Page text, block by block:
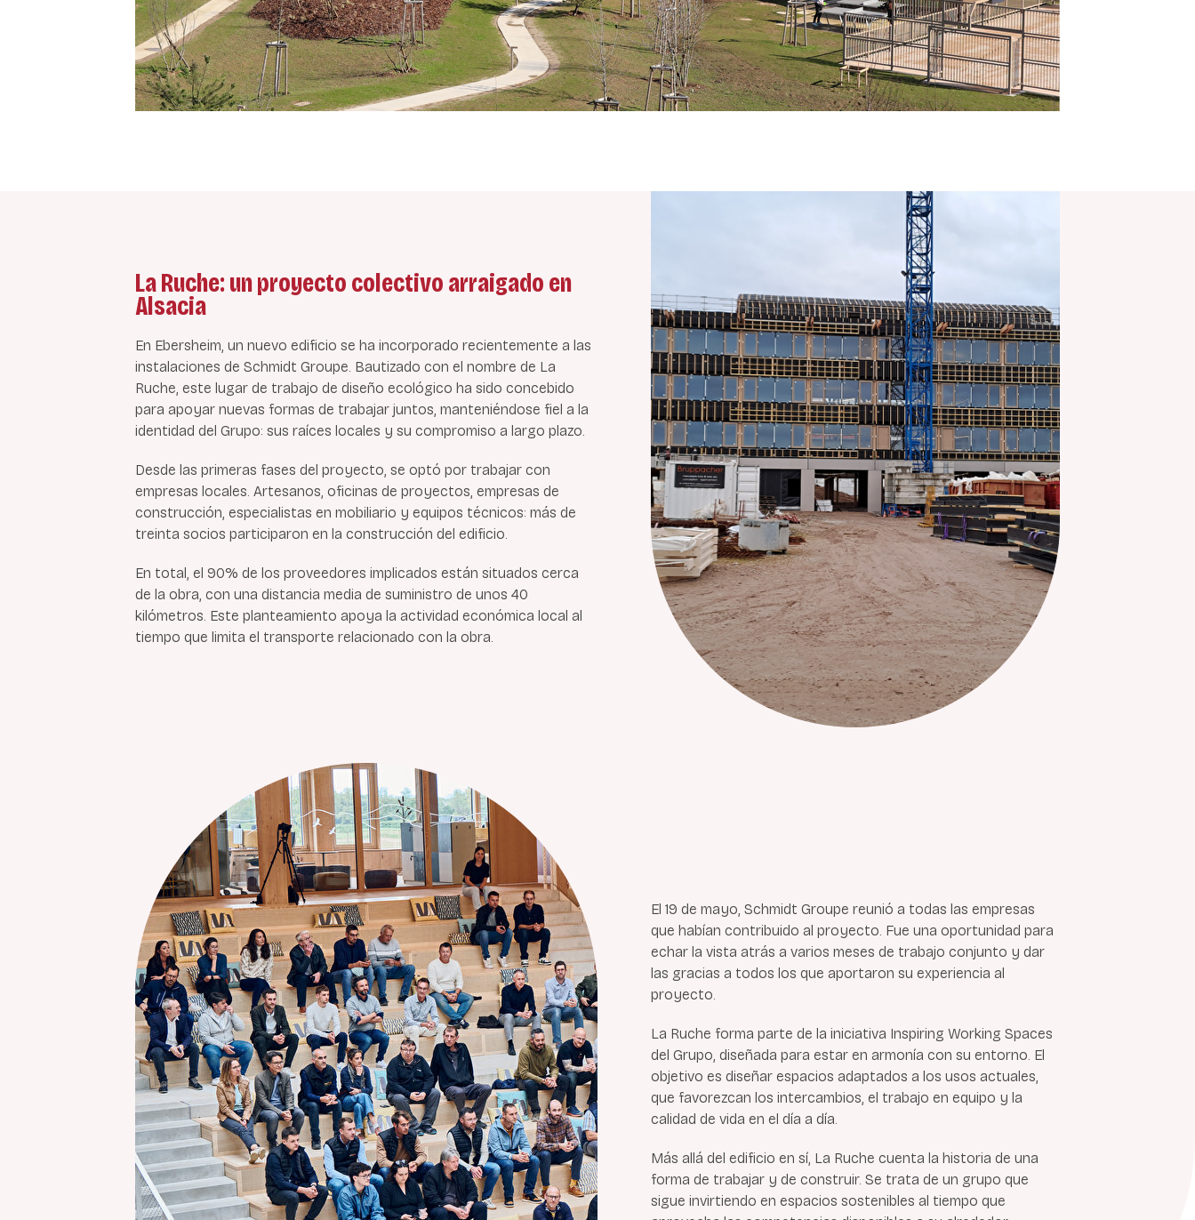
La Ruche: un proyecto colectivo arraigado en
Alsacia
En Ebersheim, un nuevo edificio se ha incorporado recientemente a las
instalaciones de Schmidt Groupe. Bautizado con el nombre de La
Ruche, este lugar de trabajo de diseño ecológico ha sido concebido
para apoyar nuevas formas de trabajar juntos, manteniéndose fiel a la
identidad del Grupo: sus raíces locales y su compromiso a largo plazo.
Desde las primeras fases del proyecto, se optó por trabajar con
empresas locales. Artesanos, oficinas de proyectos, empresas de
construcción, especialistas en mobiliario y equipos técnicos: más de
treinta socios participaron en la construcción del edificio.
En total, el 90% de los proveedores implicados están situados cerca
de la obra, con una distancia media de suministro de unos 40
kilómetros. Este planteamiento apoya la actividad económica local al
tiempo que limita el transporte relacionado con la obra.
El 19 de mayo, Schmidt Groupe reunió a todas las empresas
que habían contribuido al proyecto. Fue una oportunidad para
echar la vista atrás a varios meses de trabajo conjunto y dar
las gracias a todos los que aportaron su experiencia al
proyecto.
La Ruche forma parte de la iniciativa Inspiring Working Spaces
del Grupo, diseñada para estar en armonía con su entorno. El
objetivo es diseñar espacios adaptados a los usos actuales,
que favorezcan los intercambios, el trabajo en equipo y la
calidad de vida en el día a día.
Más allá del edificio en sí, La Ruche cuenta la historia de una
forma de trabajar y de construir. Se trata de un grupo que
sigue invirtiendo en espacios sostenibles al tiempo que